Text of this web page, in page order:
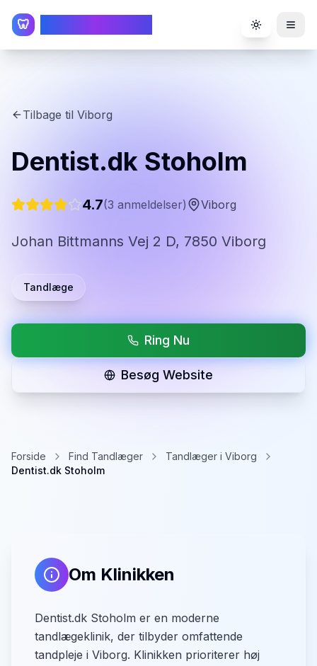
🦷 Toggle
Tilbage til Viborg
Dentist.dk Stoholm
4.7(3 anmeldelser) Viborg
Johan Bittmanns Vej 2 D, 7850 Viborg
Tandlæge
Ring Nu
Besøg Website
Forside Find Tandlæger
Tandlæger i Viborg
Dentist.dk Stoholm
Om Klinikken
Dentist.dk Stoholm er en moderne
tandlægeklinik, der tilbyder omfattende
tandpleje i Viborg. Klinikken prioriterer høj